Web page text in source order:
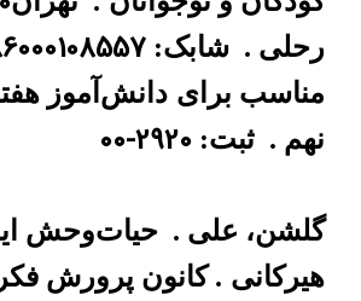
رحلی . شابک:
مناسب برای دانش‌آموز
نهم . ثبت:00-2920
گلشن، علی . حیات‌وحش
هیرکانی . کانون پرورش فکری